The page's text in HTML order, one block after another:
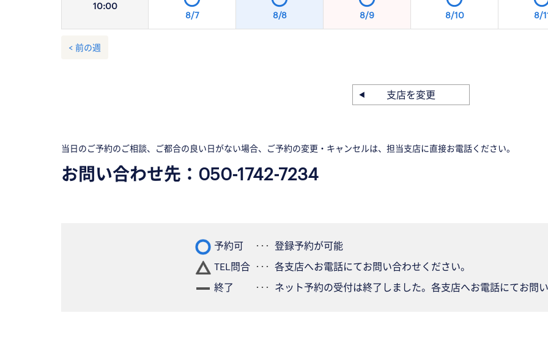
10:00
8/7 8/8 8/9 8/10 8/
< 前の週
支店を変更
当日のご予約のご相談、ご都合の良い日がない場合、ご予約の変更・キャンセルは、担当支店に直接お電話ください。
お問い合わせ先： 050-1742-7234
予約可
登録予約が可能
TEL問合
各支店へお電話にてお問い合わせください。
終了
ネット予約の受付は終了しました。各支店へお電話にてお問い